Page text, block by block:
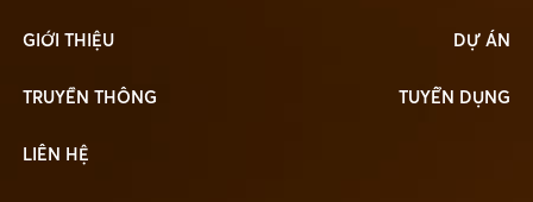
GIỚI THIỆU DỰ ÁN
TRUYỀN THÔNG TUYỂN DỤNG
LIÊN HỆ